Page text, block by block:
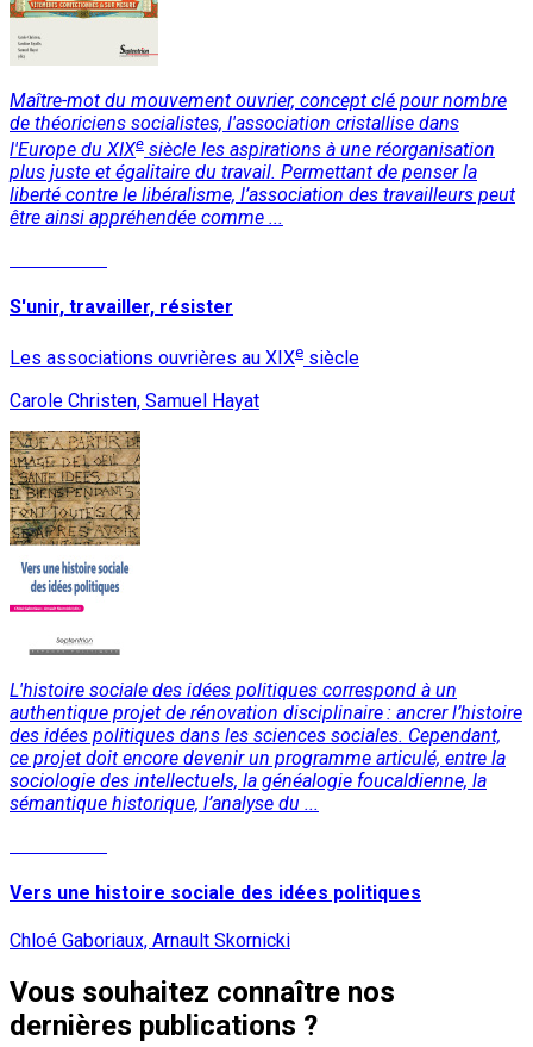
Maître-mot du mouvement ouvrier, concept clé pour nombre
de théoriciens socialistes, l'association cristallise dans
l'Europe du XIXe siècle les aspirations à une réorganisation
plus juste et égalitaire du travail. Permettant de penser la
liberté contre le libéralisme, l’association des travailleurs peut
être ainsi appréhendée comme ...
S'unir, travailler, résister
Les associations ouvrières au XIXe siècle
Carole Christen, Samuel Hayat
L'histoire sociale des idées politiques correspond à un
authentique projet de rénovation disciplinaire : ancrer l’histoire
des idées politiques dans les sciences sociales. Cependant,
ce projet doit encore devenir un programme articulé, entre la
sociologie des intellectuels, la généalogie foucaldienne, la
sémantique historique, l’analyse du ...
Vers une histoire sociale des idées politiques
Chloé Gaboriaux, Arnault Skornicki
Vous souhaitez connaître nos
dernières publications ?